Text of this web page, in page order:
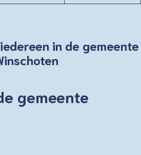
in de gemeente
gemeente